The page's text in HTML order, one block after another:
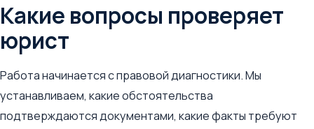
Какие вопросы проверяет
юрист
Работа начинается с правовой диагностики. Мы
устанавливаем, какие обстоятельства
подтверждаются документами, какие факты требуют